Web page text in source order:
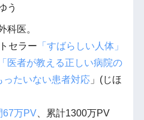
う
科医。
セラー 「すばらしい人体」
「医者が教える正しい病院の
ったいない患者対応」(じほ
67万PV、累計1300万PV